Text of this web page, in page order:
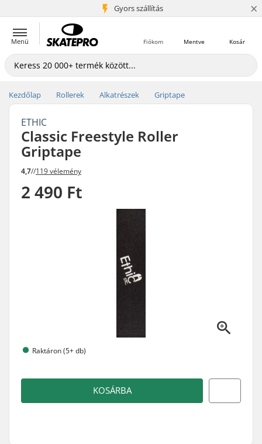
Gyors szállítás
5+ millió ügyfél ×
Menü Kosár
Mentve
Fiókom
Kezdőlap Rollerek Alkatrészek Griptape
ETHIC
Classic Freestyle Roller
Griptape
4,7//119 vélemény
2 490 Ft
Raktáron (5+ db)
KOSÁRBA